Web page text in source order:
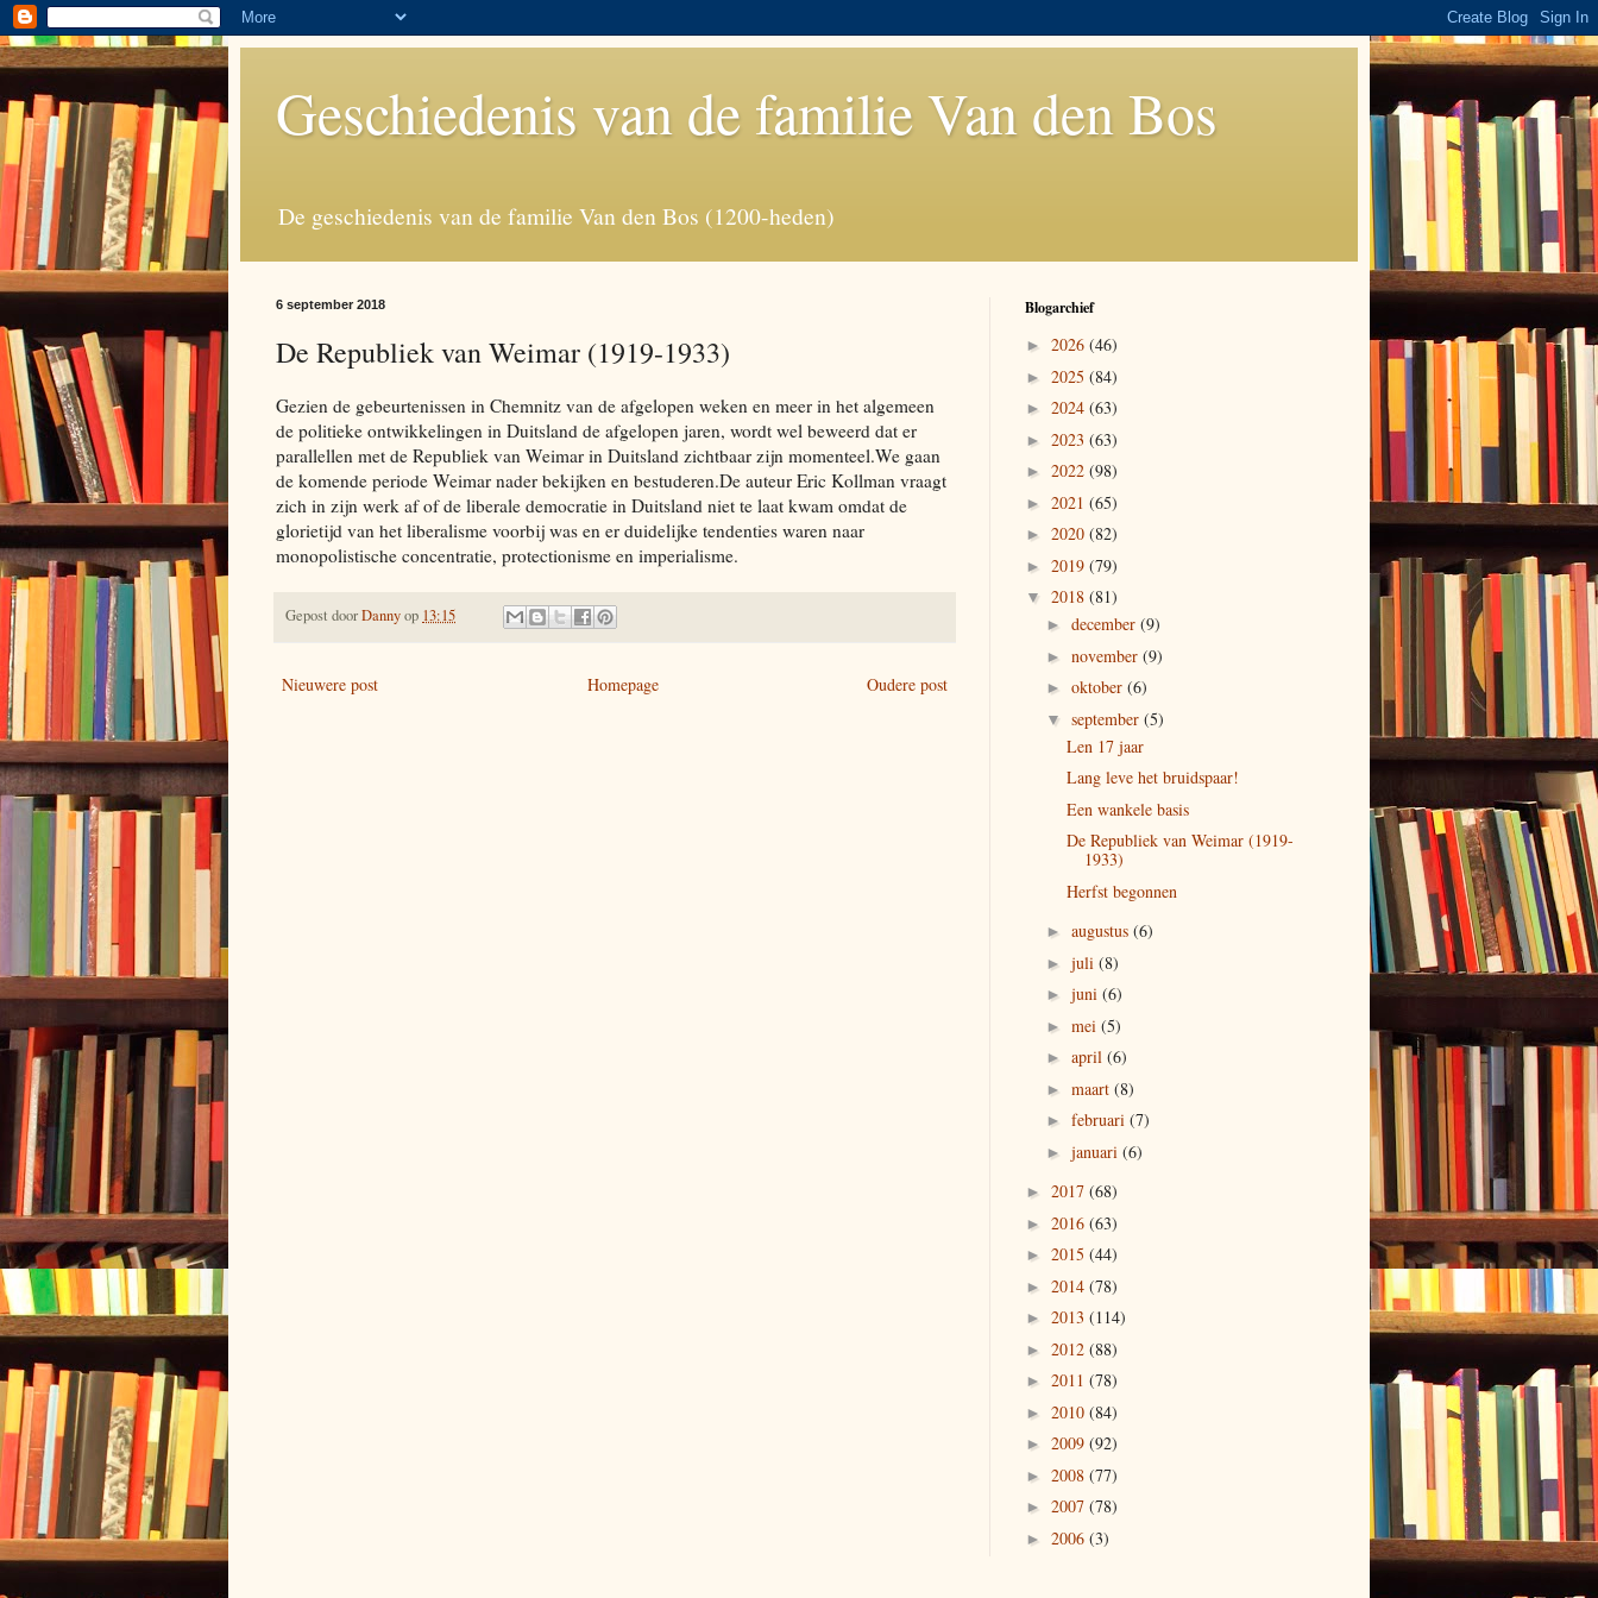
Geschiedenis van de familie Van den Bos
De geschiedenis van de familie Van den Bos (1200-heden)
6 september 2018
De Republiek van Weimar (1919-1933)
Gezien de gebeurtenissen in Chemnitz van de afgelopen weken en meer in het algemeen
de politieke ontwikkelingen in Duitsland de afgelopen jaren, wordt wel beweerd dat er
parallellen met de Republiek van Weimar in Duitsland zichtbaar zijn momenteel.We gaan
de komende periode Weimar nader bekijken en bestuderen.De auteur Eric Kollman vraagt
zich in zijn werk af of de liberale democratie in Duitsland niet te laat kwam omdat de
glorietijd van het liberalisme voorbij was en er duidelijke tendenties waren naar
monopolistische concentratie, protectionisme en imperialisme.
Gepost doorDannyop 13:15
Nieuwere post Oudere post
Homepage
Blogarchief
► 2026 (46)
► 2025 (84)
► 2024 (63)
► 2023 (63)
► 2022 (98)
► 2021 (65)
► 2020 (82)
► 2019 (79)
▼ 2018 (81)
► december (9)
► november (9)
► oktober (6)
▼ september (5)
Len 17 jaar
Lang leve het bruidspaar!
Een wankele basis
De Republiek van Weimar (1919-
1933)
Herfst begonnen
► augustus (6)
► juli (8)
► juni (6)
► mei (5)
► april (6)
► maart (8)
► februari (7)
► januari (6)
► 2017 (68)
► 2016 (63)
► 2015 (44)
► 2014 (78)
► 2013 (114)
► 2012 (88)
► 2011 (78)
► 2010 (84)
► 2009 (92)
► 2008 (77)
► 2007 (78)
► 2006 (3)